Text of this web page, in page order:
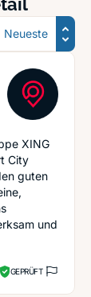
XING
City
guten
und
GEPRÜFT